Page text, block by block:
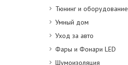
Тюнинг и оборудование
Умный дом
Уход за авто
Фары и Фонари LED
Шумоизоляция